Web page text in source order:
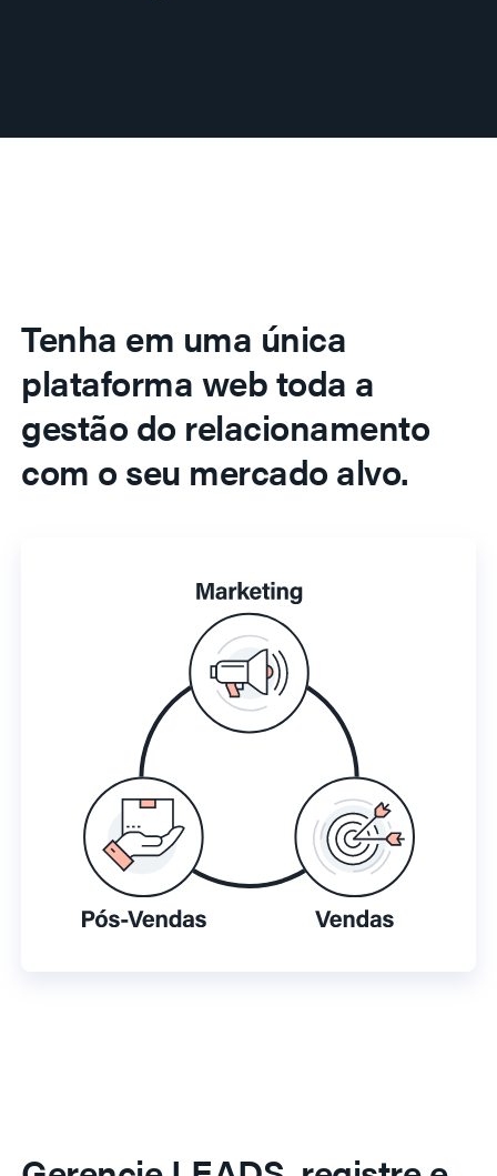
Tenha em uma única
plataforma web toda a
gestão do relacionamento
com o seu mercado alvo.